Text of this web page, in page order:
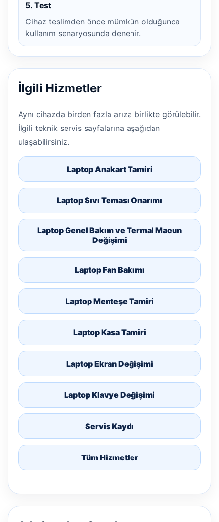
5. Test
Cihaz teslimden önce mümkün olduğunca
kullanım senaryosunda denenir.
İlgili Hizmetler
Aynı cihazda birden fazla arıza birlikte görülebilir.
İlgili teknik servis sayfalarına aşağıdan
ulaşabilirsiniz.
Laptop Anakart Tamiri
Laptop Sıvı Teması Onarımı
Laptop Genel Bakım ve Termal Macun
Değişimi
Laptop Fan Bakımı
Laptop Menteşe Tamiri
Laptop Kasa Tamiri
Laptop Ekran Değişimi
Laptop Klavye Değişimi
Servis Kaydı
Tüm Hizmetler